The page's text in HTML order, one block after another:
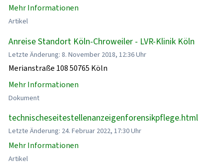
Mehr Informationen
Artikel
Anreise Standort Köln-Chroweiler - LVR-Klinik Köln
Letzte Änderung: 8. November 2018, 12:36 Uhr
Merianstraße 108 50765 Köln
Mehr Informationen
Dokument
technischeseitestellenanzeigenforensikpflege.html
Letzte Änderung: 24. Februar 2022, 17:30 Uhr
Mehr Informationen
Artikel